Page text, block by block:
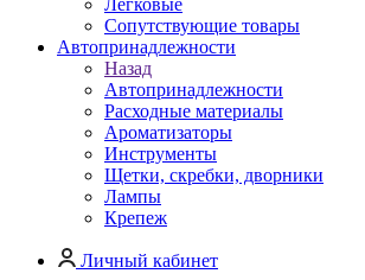
Сопутствующие товары
Автопринадлежности
Назад
Автопринадлежности
Расходные материалы
Ароматизаторы
Инструменты
Щетки, скребки, дворники
Лампы
Крепеж
Личный кабинет